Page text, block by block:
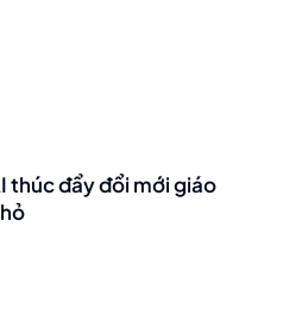
thúc đẩy đổi mới giáo